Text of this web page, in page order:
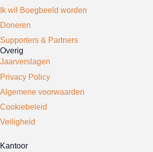
Ik wil Boegbeeld worden
Doneren
Supporters & Partners
Overig
Jaarverslagen
Privacy Policy
Algemene voorwaarden
Cookiebeleid
Veiligheid
Kantoor